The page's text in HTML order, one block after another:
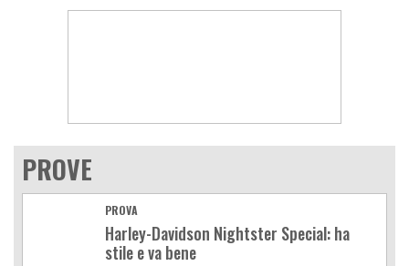
PROVE
PROVA
Harley-Davidson Nightster Special: ha
stile e va bene